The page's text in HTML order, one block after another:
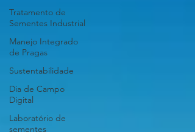
Tratamento de
Sementes Industrial
Manejo Integrado
de Pragas
Sustentabilidade
Dia de Campo
Digital
Laboratório de
sementes